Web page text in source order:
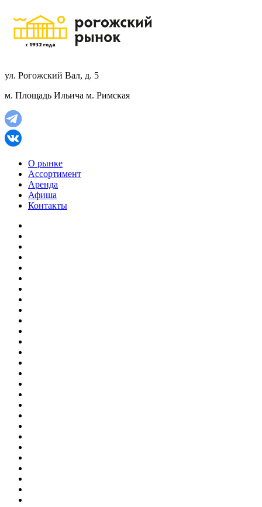
ул. Рогожский Вал, д. 5
м. Площадь Ильича м. Римская
О рынке
Ассортимент
Аренда
Афиша
Контакты